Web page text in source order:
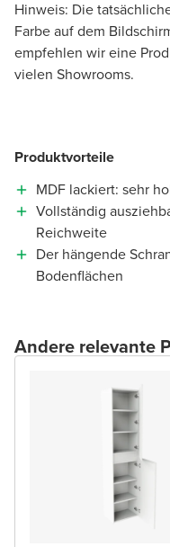
Hinweis: Die
Farbe auf dem
empfehlen wir eine
vielen Showrooms.
Produktvorteile
MDF lackiert: sehr
Vollständig
Reichweite
Der hängende
Bodenflächen
Andere relevante